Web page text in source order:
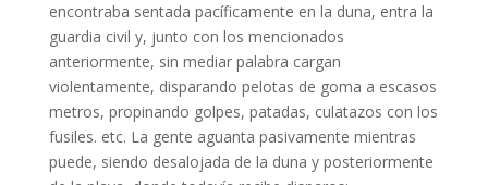
encontraba sentada pacíficamente en la duna, entra la
guardia civil y, junto con los mencionados
anteriormente, sin mediar palabra cargan
violentamente, disparando pelotas de goma a escasos
metros, propinando golpes, patadas, culatazos con los
fusiles. etc. La gente aguanta pasivamente mientras
puede, siendo desalojada de la duna y posteriormente